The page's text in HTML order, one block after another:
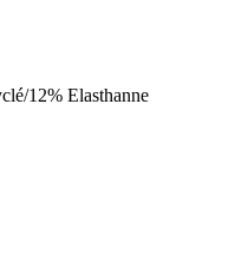
12% Elasthanne